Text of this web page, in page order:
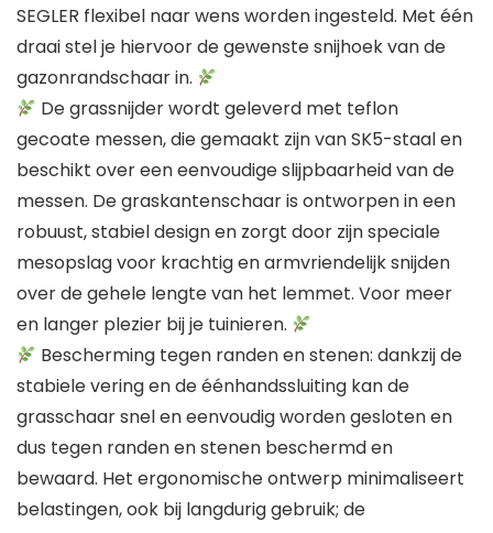
SEGLER flexibel naar wens worden ingesteld. Met één
draai stel je hiervoor de gewenste snijhoek van de
gazonrandschaar in.
De grassnijder wordt geleverd met teflon
gecoate messen, die gemaakt zijn van SK5-staal en
beschikt over een eenvoudige slijpbaarheid van de
messen. De graskantenschaar is ontworpen in een
robuust, stabiel design en zorgt door zijn speciale
mesopslag voor krachtig en armvriendelijk snijden
over de gehele lengte van het lemmet. Voor meer
en langer plezier bij je tuinieren.
Bescherming tegen randen en stenen: dankzij de
stabiele vering en de éénhandssluiting kan de
grasschaar snel en eenvoudig worden gesloten en
dus tegen randen en stenen beschermd en
bewaard. Het ergonomische ontwerp minimaliseert
belastingen, ook bij langdurig gebruik; de